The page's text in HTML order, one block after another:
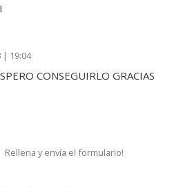
| 19:04
CONSEGUIRLO GRACIAS
Rellena y envía el formulario!